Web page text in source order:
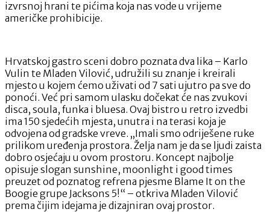
u
Zagrebu
izvrsnoj hrani te pićima koja nas vode u vrijeme
američke prohibicije.
Hrvatskoj gastro sceni dobro poznata dva lika – Karlo
Vulin te Mladen Vilović, udružili su znanje i kreirali
mjesto u kojem ćemo uživati od 7 sati ujutro pa sve do
ponoći. Već pri samom ulasku dočekat će nas zvukovi
disca, soula, funka i bluesa. Ovaj bistro u retro izvedbi
ima 150 sjedećih mjesta, unutra i na terasi koja je
odvojena od gradske vreve. „Imali smo odriješene ruke
prilikom uređenja prostora. Želja nam je da se ljudi zaista
dobro osjećaju u ovom prostoru. Koncept najbolje
opisuje slogan sunshine, moonlight i good times
preuzet od poznatog refrena pjesme Blame It on the
Boogie grupe Jacksons 5!“ – otkriva Mladen Vilović
prema čijim idejama je dizajniran ovaj prostor.